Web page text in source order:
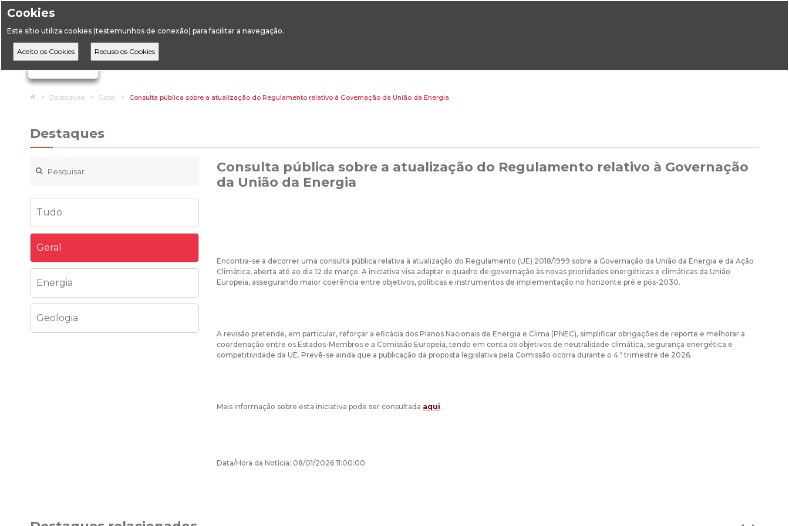
Cookies
Este sítio utiliza cookies (testemunhos de conexão) para facilitar a navegação.
Ignorar links de navegação
HomeDestaques Geral Consulta pública sobre a atualização do Regulamento relativo à Governação da União da Energia
Destaques
Tudo
Geral
Energia
Geologia
Consulta pública sobre a atualização do Regulamento relativo à Governação
da União da Energia
Encontra-se a decorrer uma consulta pública relativa à atualização do Regulamento (UE) 2018/1999 sobre a Governação da União da Energia e da Ação
Climática, aberta até ao dia 12 de março. A iniciativa visa adaptar o quadro de governação às novas prioridades energéticas e climáticas da União
Europeia, assegurando maior coerência entre objetivos, políticas e instrumentos de implementação no horizonte pré e pós-2030.
A revisão pretende, em particular, reforçar a eficácia dos Planos Nacionais de Energia e Clima (PNEC), simplificar obrigações de reporte e melhorar a
coordenação entre os Estados-Membros e a Comissão Europeia, tendo em conta os objetivos de neutralidade climática, segurança energética e
competitividade da UE. Prevê-se ainda que a publicação da proposta legislativa pela Comissão ocorra durante o 4.º trimestre de 2026.
Mais informação sobre esta iniciativa pode ser consultada aqui.
Data/Hora da Notícia: 08/01/2026 11:00:00